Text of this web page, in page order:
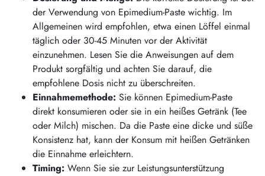
der Verwendung von Epimedium-Paste wichtig. Im
Allgemeinen wird empfohlen, etwa einen Löffel einmal
täglich oder 30-45 Minuten vor der Aktivität
einzunehmen. Lesen Sie die Anweisungen auf dem
Produkt sorgfältig und achten Sie darauf, die
empfohlene Dosis nicht zu überschreiten.
Einnahmemethode: Sie können Epimedium-Paste
direkt konsumieren oder sie in ein heißes Getränk (Tee
oder Milch) mischen. Da die Paste eine dicke und süße
Konsistenz hat, kann der Konsum mit heißen Getränken
die Einnahme erleichtern.
Timing: Wenn Sie sie zur Leistungsunterstützung